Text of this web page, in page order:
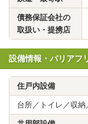
債務保証会社の
取扱い・提携店
設備情報・バリアフ
住戸内設備
台所／トイレ／収